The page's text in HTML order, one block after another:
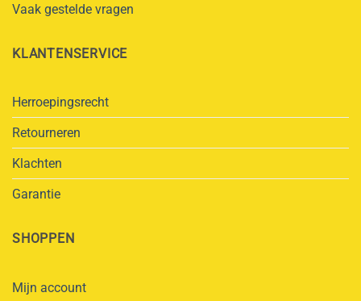
Vaak gestelde vragen
KLANTENSERVICE
Herroepingsrecht
Retourneren
Klachten
Garantie
SHOPPEN
Mijn account